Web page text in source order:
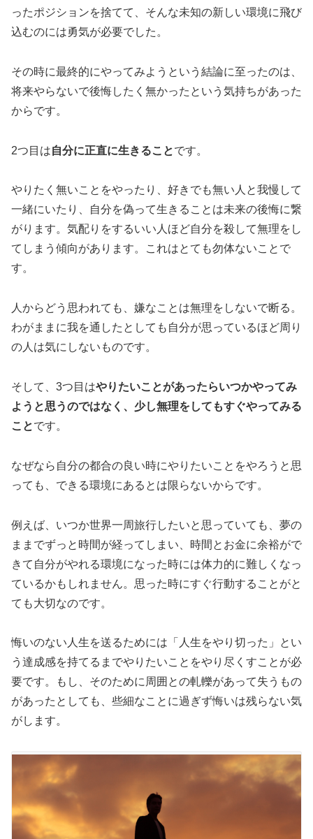
ったポジションを捨てて、そんな未知の新しい環境に飛び
込むのには勇気が必要でした。
その時に最終的にやってみようという結論に至ったのは、
将来やらないで後悔したく無かったという気持ちがあった
からです。
2つ目は自分に正直に生きることです。
やりたく無いことをやったり、好きでも無い人と我慢して
一緒にいたり、自分を偽って生きることは未来の後悔に繋
がります。気配りをするいい人ほど自分を殺して無理をし
てしまう傾向があります。これはとても勿体ないことで
す。
人からどう思われても、嫌なことは無理をしないで断る。
わがままに我を通したとしても自分が思っているほど周り
の人は気にしないものです。
そして、3つ目はやりたいことがあったらいつかやってみ
ようと思うのではなく、少し無理をしてもすぐやってみる
ことです。
なぜなら自分の都合の良い時にやりたいことをやろうと思
っても、できる環境にあるとは限らないからです。
例えば、いつか世界一周旅行したいと思っていても、夢の
ままでずっと時間が経ってしまい、時間とお金に余裕がで
きて自分がやれる環境になった時には体力的に難しくなっ
ているかもしれません。思った時にすぐ行動することがと
ても大切なのです。
悔いのない人生を送るためには「人生をやり切った」とい
う達成感を持てるまでやりたいことをやり尽くすことが必
要です。もし、そのために周囲との軋轢があって失うもの
があったとしても、些細なことに過ぎず悔いは残らない気
がします。